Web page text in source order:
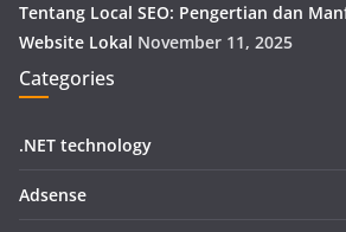
Tentang Local SEO: Pengertian dan
Website Lokal November 11, 2025
Categories
.NET technology
Adsense